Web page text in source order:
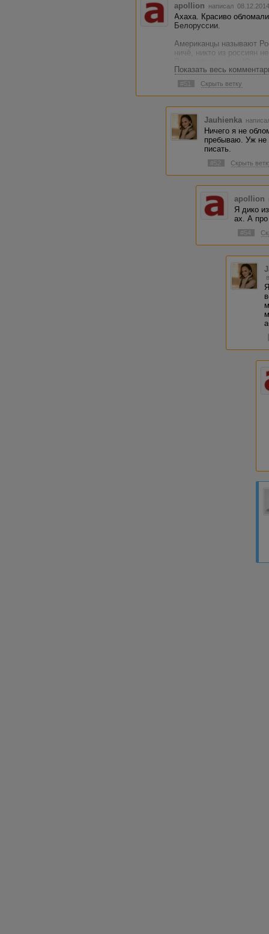
apollion написал
Ахаха. Красиво
Белоруссии.
Американцы называют
ничё, никто из россиян
Айрленд. Но мы это не
умиляет когда
писать\говорить на
Показать весь
#51 Скрыть ветку
Jauhienka
Ничего я не
пребываю. Уж не
писать.
#52 Скрыть
apollion
Я дико
ах. А
#54